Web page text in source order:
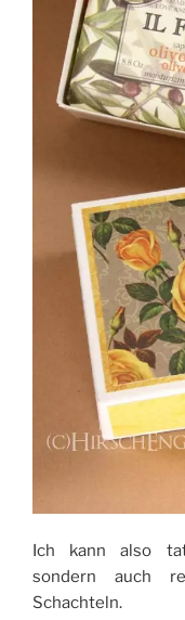
Ich kann also
sondern auch
Schachteln.